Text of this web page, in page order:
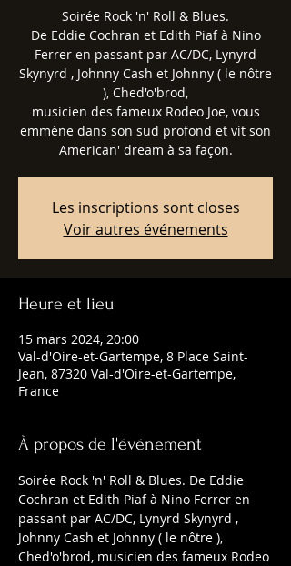
Soirée Rock 'n' Roll & Blues.
De Eddie Cochran et Edith Piaf à Nino
Ferrer en passant par AC/DC, Lynyrd
Skynyrd , Johnny Cash et Johnny ( le nôtre
), Ched'o'brod,
musicien des fameux Rodeo Joe, vous
emmène dans son sud profond et vit son
American' dream à sa façon.
Les inscriptions sont closes
Voir autres événements
Heure et lieu
15 mars 2024, 20:00
Val-d'Oire-et-Gartempe, 8 Place Saint-
Jean, 87320 Val-d'Oire-et-Gartempe,
France
À propos de l'événement
Soirée Rock 'n' Roll & Blues. De Eddie
Cochran et Edith Piaf à Nino Ferrer en
passant par AC/DC, Lynyrd Skynyrd ,
Johnny Cash et Johnny ( le nôtre ),
Ched'o'brod, musicien des fameux Rodeo